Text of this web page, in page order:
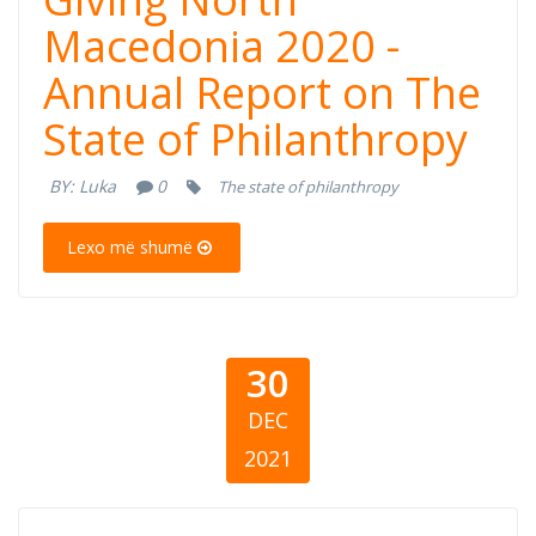
Macedonia 2020
- Annual Report
on the State of
Philanthropy
Macedonia 2020 -
Annual Report on The
State of Philanthropy
BY: Luka 0 The state of philanthropy
Lexo më shumë
30
DEC
2021